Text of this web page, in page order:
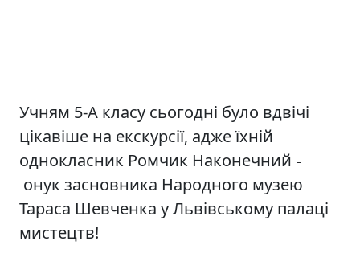
Учням 5-А класу сьогодні було вдвічі
цікавіше на екскурсії, адже їхній
однокласник Ромчик Наконечний –
онук засновника Народного музею
Тараса Шевченка у Львівському палаці
мистецтв!